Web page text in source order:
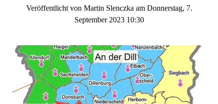
Veröffentlicht von Martin Slenczka am Donnerstag, 7.
September 2023 10:30